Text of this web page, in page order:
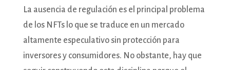
La ausencia de regulación es el principal problema
de los NFTs lo que se traduce en un mercado
altamente especulativo sin protección para
inversores y consumidores. No obstante, hay que